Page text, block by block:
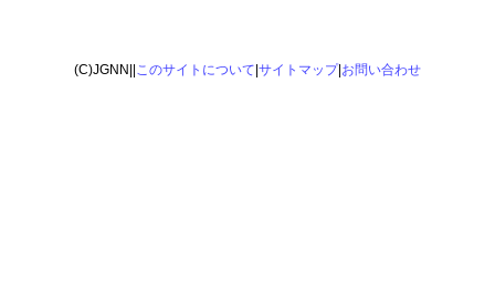
(C)JGNN|| このサイトについて サイトマップ| お問い合わせ